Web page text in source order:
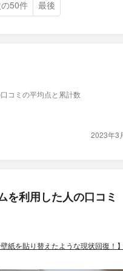
50件 最後
コミの平均点と累計数
2023年3
を利用した人の口コミ
紙を貼り替えたような現状回復！